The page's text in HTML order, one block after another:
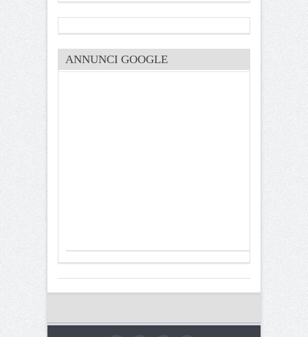
ANNUNCI GOOGLE